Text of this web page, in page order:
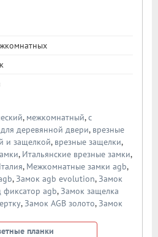
, межкомнатный,с
для деревянной двери, врезные
и защелкой, врезные защелки,
, Итальянские врезные замки,
, Межкомнатные замки agb,
,Замок agb evolution,Замок
фиксатор agb,Замок защелка
,Замок AGB золото,Замок
планки